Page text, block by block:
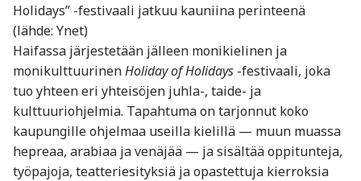
Holidays” -festivaali jatkuu kauniina perinteenä
(lähde: Ynet)
Haifassa järjestetään jälleen monikielinen ja
monikulttuurinenHoliday of Holidays -festivaali, joka
tuo yhteen eri yhteisöjen juhla-, taide- ja
kulttuuriohjelmia. Tapahtuma on tarjonnut koko
kaupungille ohjelmaa useilla kielillä — muun muassa
hepreaa, arabiaa ja venäjää — ja sisältää oppitunteja,
työpajoja, teatteriesityksiä ja opastettuja kierroksia